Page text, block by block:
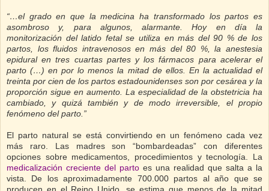
“…el grado en que la medicina ha transformado los partos es
asombroso y, para algunos, alarmante. Hoy en día la
monitorización del latido fetal se utiliza en más del 90 % de los
partos, los fluidos intravenosos en más del 80 %, la anestesia
epidural en tres cuartas partes y los fármacos para acelerar el
parto (…) en por lo menos la mitad de ellos. En la actualidad el
treinta por cien de los partos estadounidenses son por cesárea y la
proporción sigue en aumento. La especialidad de la obstetricia ha
cambiado, y quizá también y de modo irreversible, el propio
fenómeno del parto.”
El parto natural se está convirtiendo en un fenómeno cada vez
más raro. Las madres son “bombardeadas” con diferentes
opciones sobre medicamentos, procedimientos y tecnología. La
medicalización creciente del parto es una realidad que salta a la
vista. De los aproximadamente 700.000 partos al año que se